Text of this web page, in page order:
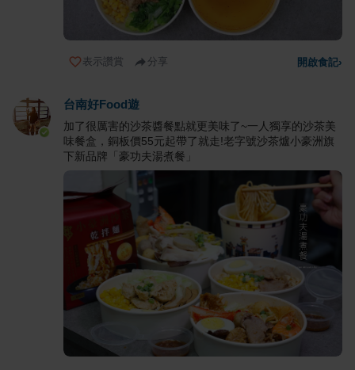
表示讚賞 分享 開啟食記›
台南好Food遊
加了很厲害的沙茶醬餐點就更美味了~一人獨享的沙茶美
味餐盒，銅板價55元起帶了就走!老字號沙茶爐小豪洲旗
下新品牌「豪功夫湯煮餐」